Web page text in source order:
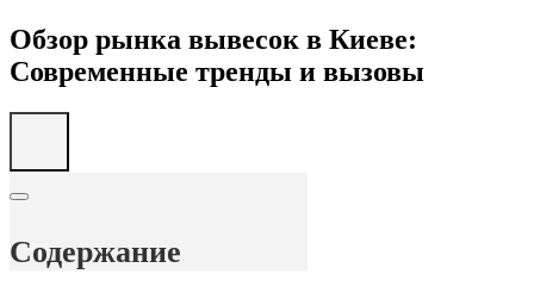
Обзор рынка вывесок в Киеве:
Современные тренды и вызовы
Содержание